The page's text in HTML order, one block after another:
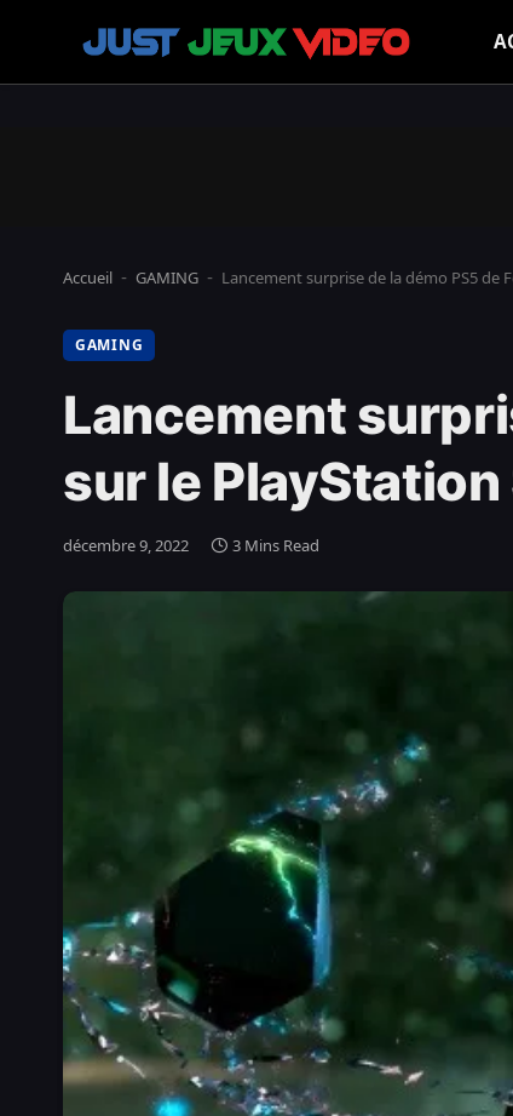
Accueil - GAMING - Lancement surprise de la démo PS5 de
GAMING
Lancement
sur le PlayStation
décembre 9, 2022 3 Mins Read